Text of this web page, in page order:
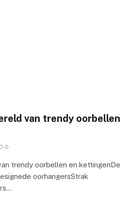
van trendy oorbellen
0
trendy oorbellen en kettingenDe
oorhangersStrak